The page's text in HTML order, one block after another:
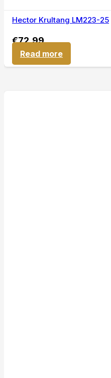
Hector Krultang LM223-25
€72,99
Read more